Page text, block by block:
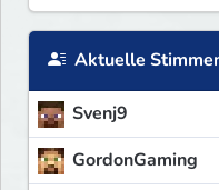
Aktuelle
Svenj9
GordonGaming